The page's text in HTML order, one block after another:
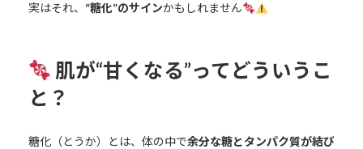
実はそれ、 “糖化”のサインかもしれません
肌が“甘くなる”ってどういうこ
と？
糖化（とうか）とは、体の中で余分な糖とタンパク質が結び